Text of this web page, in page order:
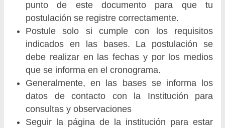
punto de este documento para que tu
postulación se registre correctamente.
Postule solo si cumple con los requisitos
indicados en las bases. La postulación se
debe realizar en las fechas y por los medios
que se informa en el cronograma.
Generalmente, en las bases se informa los
datos de contacto con la Institución para
consultas y observaciones
Seguir la página de la institución para estar